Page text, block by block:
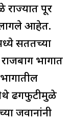
राज्यात पूर
लागले आहेत.
सततच्या
भागात
ढगफुटीमुळे
जवानांनी